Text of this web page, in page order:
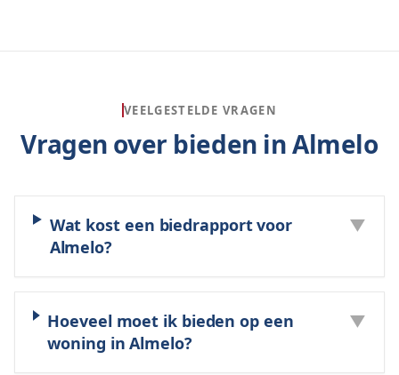
VEELGESTELDE VRAGEN
Vragen over bieden inAlmelo
Wat kost een biedrapport voor
Almelo?
▼
Hoeveel moet ik bieden op een
woning in Almelo?
▼